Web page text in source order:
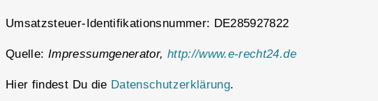
Umsatzsteuer-Identifikationsnummer: DE285927822
Quelle: Impressumgenerator, http://www.e-recht24.de
Hier findest Du die Datenschutzerklärung.